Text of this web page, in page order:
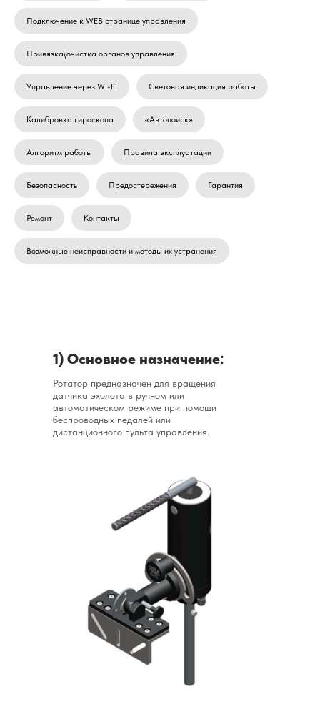
Подключение к WEB странице управления
Привязка\очистка органов управления
Управление через Wi-Fi Световая индикация работы
Калибровка гироскопа «Автопоиск»
Алгоритм работы Правила эксплуатации
Безопасность Предостережения Гарантия
Ремонт Контакты
Возможные неисправности и методы их устранения
Ротатор предназначен для вращения
датчика эхолота в ручном или
автоматическом режиме при помощи
беспроводных педалей или
дистанционного пульта управления.
1) Основное назначение: